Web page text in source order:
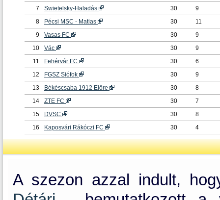
7
Swietelsky-Haladás 30
9
8
Pécsi MSC - Matias 30
11
9
Vasas FC 30
9
10
Vác 30
9
11
Fehérvár FC 30
6
12
FGSZ Siófok 30
9
13
Békéscsaba 1912 Előre 30
8
14
ZTE FC 30
7
15
DVSC 30
8
16
Kaposvári Rákóczi FC 30 4
A szezon azzal indult,